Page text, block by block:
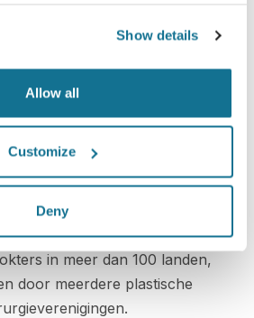
Show details
Allow all
Customize
Deny
zijn volledig versleuteld, uw
is beveiligd en prive.
High-Tech
3D simulatie voor plastische
procedures, reeds
in meer dan 100 landen,
door meerdere plastische